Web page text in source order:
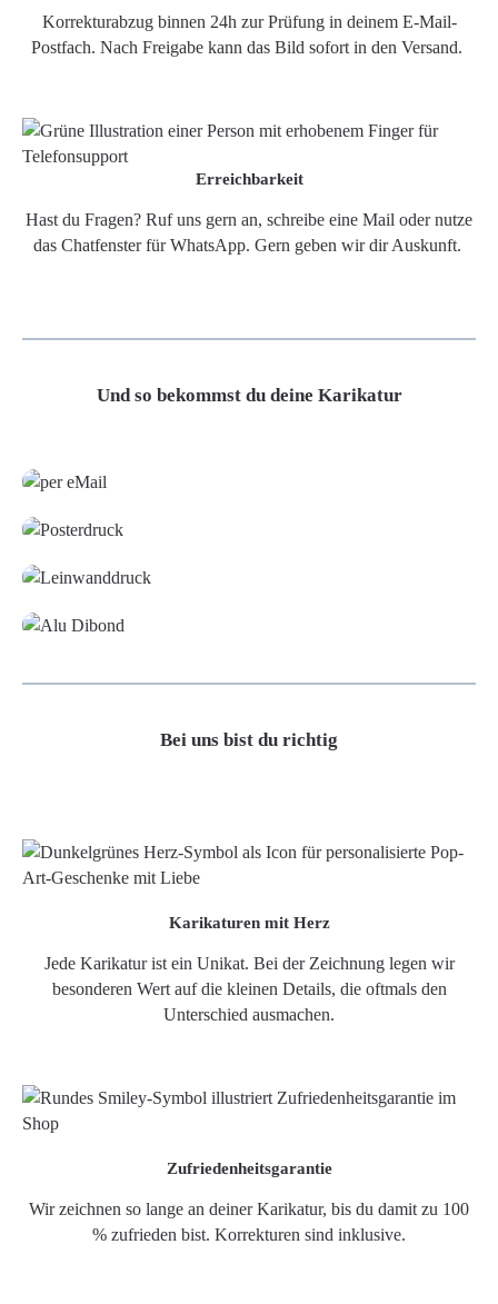
Korrekturabzug binnen 24h zur Prüfung in deinem E-Mail-
Postfach. Nach Freigabe kann das Bild sofort in den Versand.
Erreichbarkeit
Hast du Fragen? Ruf uns gern an, schreibe eine Mail oder nutze
das Chatfenster für WhatsApp. Gern geben wir dir Auskunft.
Und so bekommst du deine Karikatur
Bei uns bist du richtig
Karikaturen mit Herz
Jede Karikatur ist ein Unikat. Bei der Zeichnung legen wir
besonderen Wert auf die kleinen Details, die oftmals den
Unterschied ausmachen.
Zufriedenheitsgarantie
Wir zeichnen so lange an deiner Karikatur, bis du damit zu 100
% zufrieden bist. Korrekturen sind inklusive.